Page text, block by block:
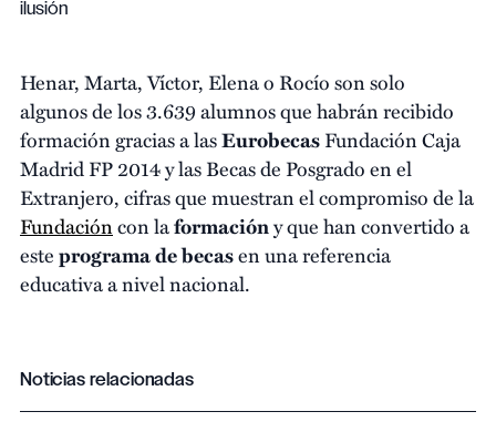
ilusión
Henar, Marta, Víctor, Elena o Rocío son solo
algunos de los 3.639 alumnos que habrán recibido
formación gracias a lasEurobecasFundación Caja
Madrid FP 2014 y las Becas de Posgrado en el
Extranjero, cifras que muestran el compromiso de la
Fundacióncon laformacióny que han convertido a
esteprograma de becasen una referencia
educativa a nivel nacional.
Noticias relacionadas